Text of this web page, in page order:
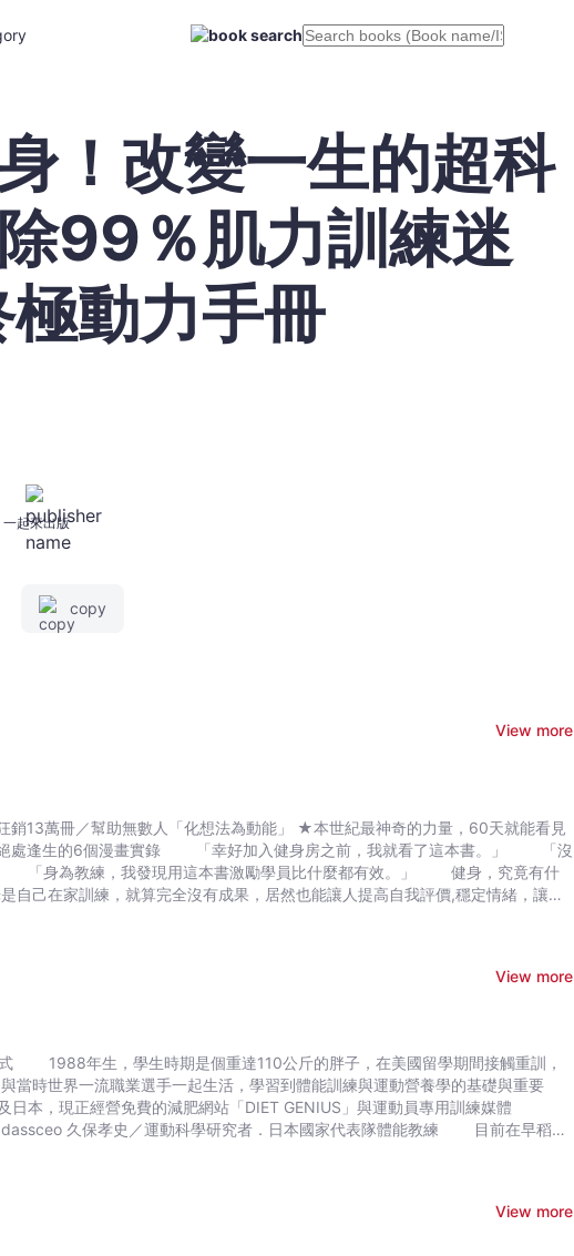
！改變一生的超科
99％肌力訓練迷
動力手冊
一起來出版
copy
View more
銷13萬冊／幫助無數人「化想法為動能」 ★本世紀最神奇的力量，60天就能看見
練，我發現用這本書激勵學員比什麼都有效。」 健身，究竟有什
己在家訓練，就算完全沒有成果，居然也能讓人提高自我評價,穩定情緒，讓生
率超過兩成 ►消除憂慮→中強度訓練；提升睡眠品質→高強度訓練 ►就
魅力提升
，其實那股神奇力量就近在眼前──流汗的你是最棒的！ ※特別收錄
畫 ◎被迫放棄夢想的失落青年 ◎人際關係碰壁的憂鬱護理師 ◎性格軟
強迫症的醫學系考生 ◎因為情緒而走不出房間的女作家 ■這世界
睪固酮,血清素,多巴胺」等物質反擊，加上正確的訓練方式，可以改善解決焦躁,
是什麼（減重塑身,提升肌力,增加肌肉,運動表現），健身都會讓你更快達到目標。
說健身是究極的美容行為也不為過，而且不論從幾歲開始都有顯著效果。
View more
，
當時世界一流職業選手一起生活，學習到體能訓練與運動營養學的基礎與重要
本，現正經營免費的減肥網站「DIET GENIUS」與運動員專用訓練媒體
View more